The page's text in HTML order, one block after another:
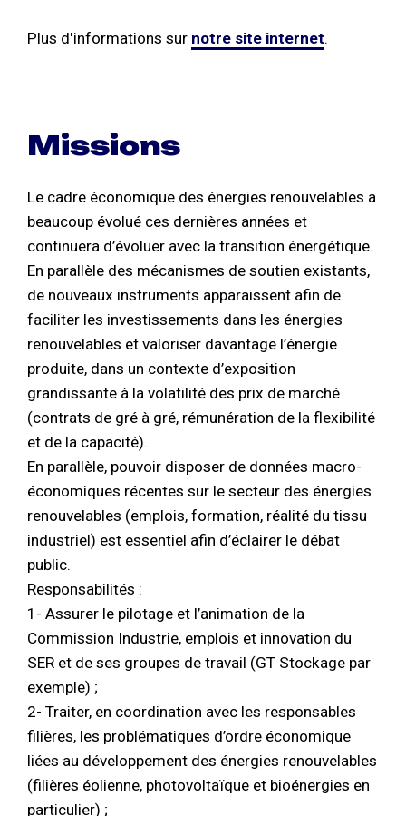
Plus d'informations sur notre site internet.
Missions
Le cadre économique des énergies renouvelables a
beaucoup évolué ces dernières années et
continuera d’évoluer avec la transition énergétique.
En parallèle des mécanismes de soutien existants,
de nouveaux instruments apparaissent afin de
faciliter les investissements dans les énergies
renouvelables et valoriser davantage l’énergie
produite, dans un contexte d’exposition
grandissante à la volatilité des prix de marché
(contrats de gré à gré, rémunération de la flexibilité
et de la capacité).
En parallèle, pouvoir disposer de données macro-
économiques récentes sur le secteur des énergies
renouvelables (emplois, formation, réalité du tissu
industriel) est essentiel afin d’éclairer le débat
public.
Responsabilités :
1- Assurer le pilotage et l’animation de la
Commission Industrie, emplois et innovation du
SER et de ses groupes de travail (GT Stockage par
exemple) ;
2- Traiter, en coordination avec les responsables
filières, les problématiques d’ordre économique
liées au développement des énergies renouvelables
(filières éolienne, photovoltaïque et bioénergies en
particulier) ;